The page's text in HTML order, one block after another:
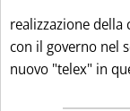
realizzazione
con il governo nel
nuovo "telex" in